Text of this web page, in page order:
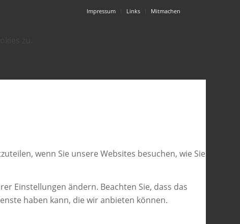
Impressum Links Mitmachen
wenn Sie unsere Websites besuchen, wie Sie
Einstellungen ändern. Beachten Sie, dass das
haben kann, die wir anbieten können.